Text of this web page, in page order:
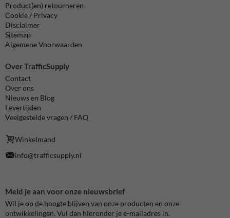
Product(en) retourneren
Cookie / Privacy
Disclaimer
Sitemap
Algemene Voorwaarden
Over TrafficSupply
Contact
Over ons
Nieuws en Blog
Levertijden
Veelgestelde vragen / FAQ
Winkelmand
info@trafficsupply.nl
Meld je aan voor onze nieuwsbrief
Wil je op de hoogte blijven van onze producten en onze
ontwikkelingen. Vul dan hieronder je e-mailadres in.